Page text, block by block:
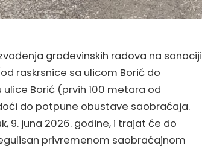
građevinskih radova na sanaciji
raskrsnice sa ulicom Borić do
Borić (prvih 100 metara od
do potpune obustave saobraćaja.
9. juna 2026. godine, i trajat će do
privremenom saobraćajnom